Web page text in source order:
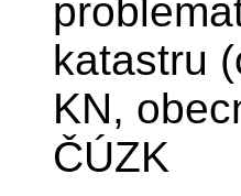
katastru
KN,
ČÚZK